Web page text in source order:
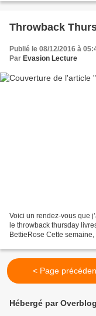
Throwback
Publié le 08/12/2016 à
Par Evasion Lecture
Voici un rendez-vous que
le throwback thursday
BettieRose Cette
< Page
Hébergé par Overblog